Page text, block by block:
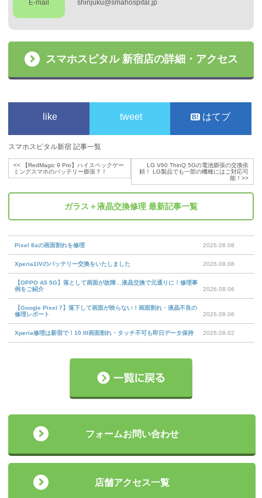
E-mail shinjuku@smahospital.jp
スマホスピタル 新宿店の詳細・アクセス
like tweet はてブ
スマホスピタル新宿 記事一覧
<<
【RedMagic 9 Pro】ハイスペックゲー
ミングスマホのバッテリー膨張？！
LG V60 ThinQ 5Gの電池膨張の交換依
頼！ LG製品でも一部の機種にはご対応可
能！ >>
ガラス＋液晶交換修理 最新記事一覧
Pixel 8aの画面割れを修理 2026.08.08
Xperia1IVのバッテリー交換をいたしました 2026.08.08
【OPPO A5 5G】落として画面が故障…液晶交換で元通りに！修理事
例をご紹介
2026.08.06
【Google Pixel 7】落下して画面が映らない！画面割れ・液晶不良の
修理レポート
2026.08.06
Xperia修理は新宿で！10 III画面割れ・タッチ不可も即日データ保持 2026.08.02
フォームお問い合わせ
店舗アクセス一覧